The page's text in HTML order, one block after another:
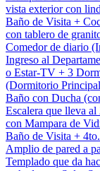
vista exterior con
Baño de Visita +
con tablero de
Comedor de diario
Ingreso al
o Estar-TV + 3
(Dormitorio
Baño con Ducha
Escalera que lleva
con Mampara de
Baño de Visita +
Amplio de pared a
Templado que da